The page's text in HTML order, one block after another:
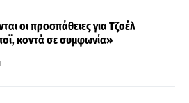
οι προσπάθειες για Τζοέλ
κοντά σε συμφωνία»